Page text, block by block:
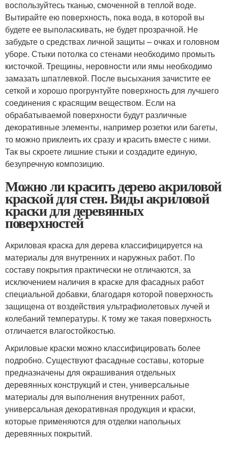
воспользуйтесь тканью, смоченной в теплой воде.
Вытирайте ею поверхность, пока вода, в которой вы
будете ее выполаскивать, не будет прозрачной. Не
забудьте о средствах личной защиты – очках и головном
уборе. Стыки потолка со стенами необходимо промыть
кисточкой. Трещины, неровности или ямы необходимо
замазать шпатлевкой. После высыхания зачистите ее
сеткой и хорошо прогрунтуйте поверхность для лучшего
соединения с красящим веществом. Если на
обрабатываемой поверхности будут различные
декоративные элементы, например розетки или багеты,
то можно приклеить их сразу и красить вместе с ними.
Так вы скроете лишние стыки и создадите единую,
безупречную композицию.
Можно ли красить дерево акриловой
краской для стен. Виды акриловой
краски для деревянных
поверхностей
Акриловая краска для дерева классифицируется на
материалы для внутренних и наружных работ. По
составу покрытия практически не отличаются, за
исключением наличия в краске для фасадных работ
специальной добавки, благодаря которой поверхность
защищена от воздействия ультрафиолетовых лучей и
колебаний температуры. К тому же такая поверхность
отличается влагостойкостью.
Акриловые краски можно классифицировать более
подробно. Существуют фасадные составы, которые
предназначены для окрашивания отдельных
деревянных конструкций и стен, универсальные
материалы для выполнения внутренних работ,
универсальная декоративная продукция и краски,
которые применяются для отделки напольных
деревянных покрытий.